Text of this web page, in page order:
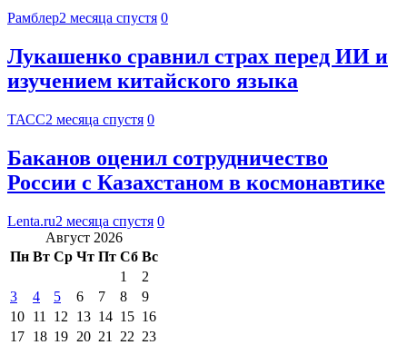
Рамблер2 месяца спустя 0
Лукашенко сравнил страх перед ИИ и
изучением китайского языка
ТАСС2 месяца спустя 0
Баканов оценил сотрудничество
России с Казахстаном в космонавтике
Lenta.ru2 месяца спустя 0
Август 2026
Пн Вт Ср Чт Пт Сб Вс
1
2
3
4 5 6 7 8
9
10 11 12 13 14 15 16
17 18 19 20 21 22 23